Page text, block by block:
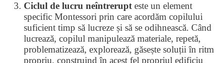
Ciclul de lucru neîntrerupt este un element
specific Montessori prin care acordăm copilului
suficient timp să lucreze și să se odihnească. Când
lucrează, copilul manipulează materiale, repetă,
problematizează, explorează, găsește soluții în ritm
propriu, construind în acest fel propriul edificiu